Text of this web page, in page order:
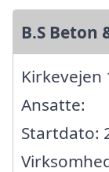
B.S Beton
Kirkevejen
Ansatte:
Startdato: